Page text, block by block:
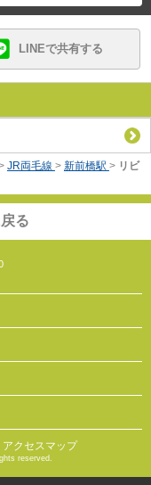
LINEで共有する
JR両毛線 > 新前橋駅 > リビ
る
アクセスマップ
reserved.